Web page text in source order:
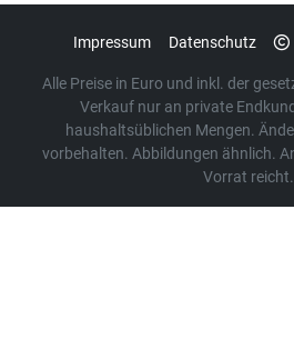
Impressum Datenschutz
Alle Preise in Euro und inkl. der
Verkauf nur an private
haushaltsüblichen Mengen.
vorbehalten. Abbildungen ähnlich.
Vorrat reicht.